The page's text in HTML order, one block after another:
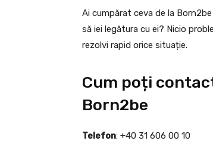
Ai cumpărat ceva de la
să iei legătura cu ei? Nicio
rezolvi rapid orice situație.
Cum poți
Born2be
Telefon: +40 31 606 00 10